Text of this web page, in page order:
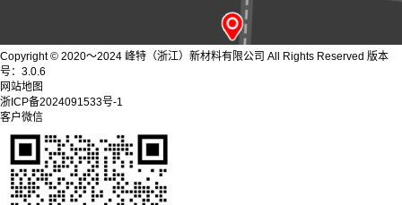
Copyright © 2020～2024 峰特（浙江）新材料有限公司 All Rights Reserved 版本
号：3.0.6
网站地图
浙ICP备2024091533号-1
客户微信